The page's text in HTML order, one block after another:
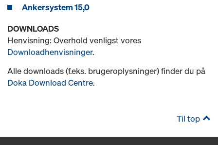
Ankersystem 15,0
DOWNLOADS
Henvisning: Overhold venligst vores
Downloadhenvisninger.
Alle downloads (f.eks. brugeroplysninger) finder du på
Doka Download Centre.
Til top